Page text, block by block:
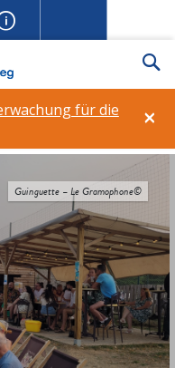
×
für die
Guinguette – Le Gramophone©